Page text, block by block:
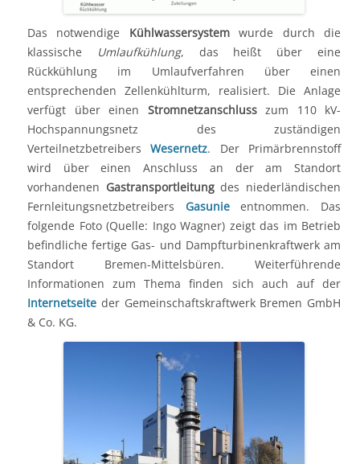
Das notwendige Kühlwassersystemwurde durch die
klassische
Umlaufkühlung, das heißt über eine
Rückkühlung im Umlaufverfahren über einen
entsprechenden Zellenkühlturm, realisiert. Die Anlage
verfügt über einen Stromnetzanschlusszum 110 kV-
Hochspannungsnetz des zuständigen
VerteilnetzbetreibersWesernetz. Der Primärbrennstoff
wird über einen Anschluss an der am Standort
vorhandenen Gastransportleitungdes niederländischen
Fernleitungsnetzbetreibers Gasunieentnommen. Das
folgende Foto (Quelle: Ingo Wagner) zeigt das im Betrieb
befindliche fertige Gas- und Dampfturbinenkraftwerk am
Standort Bremen-Mittelsbüren. Weiterführende
Informationen zum Thema finden sich auch auf der
Internetseite der Gemeinschaftskraftwerk Bremen GmbH
& Co. KG.